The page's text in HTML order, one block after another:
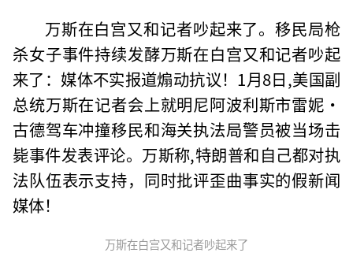
万斯在白宫又和记者吵起来了。移民局枪
杀女子事件持续发酵万斯在白宫又和记者吵起
来了：媒体不实报道煽动抗议！1月8日,美国副
总统万斯在记者会上就明尼阿波利斯市雷妮·
古德驾车冲撞移民和海关执法局警员被当场击
毙事件发表评论。万斯称,特朗普和自己都对执
法队伍表示支持，同时批评歪曲事实的假新闻
媒体！
万斯在白宫又和记者吵起来了